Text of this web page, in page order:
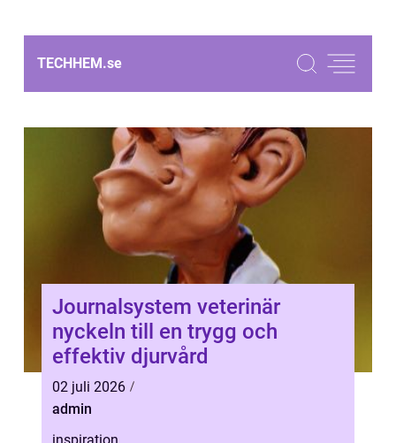
TECHHEM.se
Journalsystem veterinär
nyckeln till en trygg och
effektiv djurvård
02 juli 2026
admin